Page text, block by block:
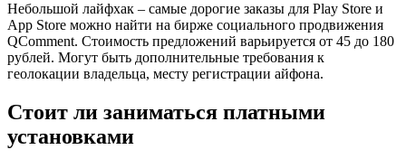
Небольшой лайфхак – самые дорогие заказы для Play Store и
App Store можно найти на бирже социального продвижения
QComment. Стоимость предложений варьируется от 45 до 180
рублей. Могут быть дополнительные требования к
геолокации владельца, месту регистрации айфона.
Стоит ли заниматься платными
установками